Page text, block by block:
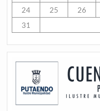
24
25 26
31